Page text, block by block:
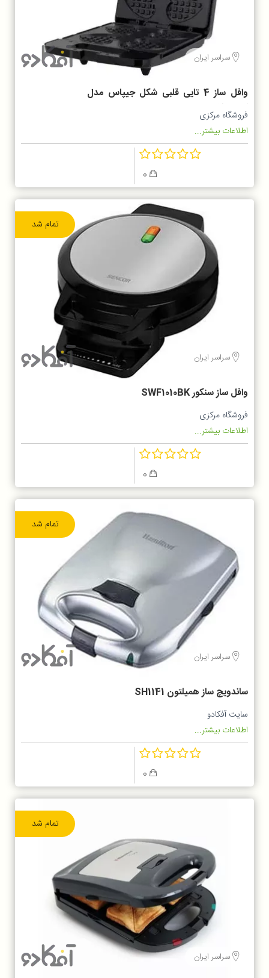
سراسر ایران
وافل ساز 4 تایی قلبی شکل جیپاس مدل
GWM36543
فروشگاه مرکزی
اطلاعات بیشتر...
0
تمام شد
سراسر ایران
وافل ساز سنکور SWF1010BK
فروشگاه مرکزی
اطلاعات بیشتر...
0
تمام شد
سراسر ایران
ساندویچ ساز همیلتون SH1141
سایت آفکادو
اطلاعات بیشتر...
0
تمام شد
سراسر ایران